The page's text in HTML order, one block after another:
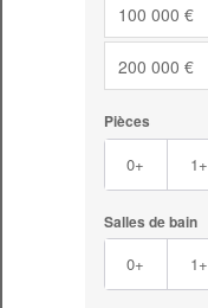
100 000 €
200 000 €
Pièces
0+ 1+
Salles de bain
0+ 1+